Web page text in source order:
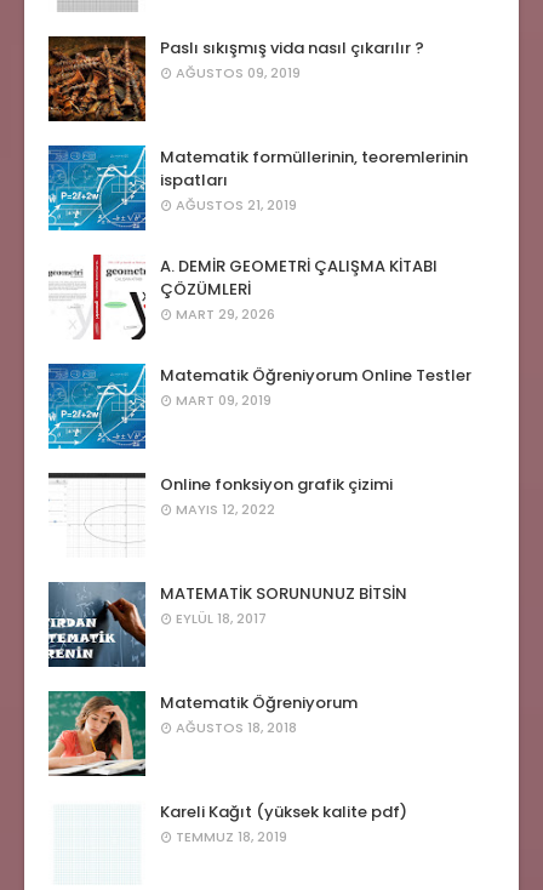
Paslı sıkışmış vida nasıl çıkarılır ?
AĞUSTOS 09, 2019
Matematik formüllerinin, teoremlerinin
ispatları
AĞUSTOS 21, 2019
A. DEMİR GEOMETRİ ÇALIŞMA KİTABI
ÇÖZÜMLERİ
MART 29, 2026
Matematik Öğreniyorum Online Testler
MART 09, 2019
Online fonksiyon grafik çizimi
MAYIS 12, 2022
MATEMATİK SORUNUNUZ BİTSİN
EYLÜL 18, 2017
Matematik Öğreniyorum
AĞUSTOS 18, 2018
Kareli Kağıt (yüksek kalite pdf)
TEMMUZ 18, 2019